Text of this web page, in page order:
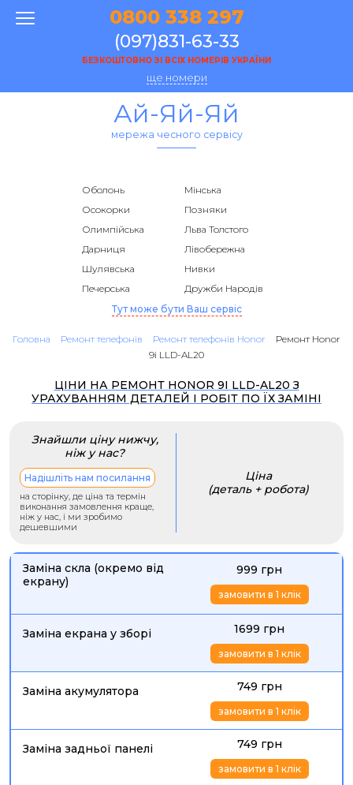
0800 338 297
(097)831-63-33
БЕЗКОШТОВНО ЗІ ВСІХ НОМЕРІВ УКРАЇНИ
ще номери
Ай-Яй-Яй
мережа чесного сервісу
Оболонь
Мінська
Осокорки
Позняки
Олимпійська
Льва Толстого
Дарниця
Лівобережна
Шулявська
Нивки
Печерська
Дружби Народів
Тут може бути Ваш сервіс
Головна Ремонт телефонів Ремонт телефонів Honor
Ремонт Honor
9i LLD-AL20
ЦІНИ НА РЕМОНТ HONOR 9I LLD-AL20 З
УРАХУВАННЯМ ДЕТАЛЕЙ І РОБІТ ПО ЇХ ЗАМІНІ
Знайшли ціну нижчу,
ніж у нас?
Надішліть нам посилання
на сторінку, де ціна та термін
виконання замовлення краще,
ніж у нас, і ми зробимо
дешевшими
Ціна
(деталь + робота)
Заміна скла (окремо від
екрану)
999 грн
замовити в 1 клік
Заміна екрана у зборі 1699 грн
замовити в 1 клік
Заміна акумулятора 749 грн
замовити в 1 клік
Заміна задньої панелі 749 грн
замовити в 1 клік